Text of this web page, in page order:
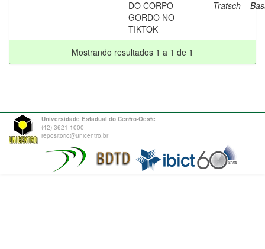
DO CORPO
GORDO NO
TIKTOK
Tratsch
Mostrando resultados 1 a 1 de 1
Universidade Estadual do Centro-Oeste
(42) 3621-1000
repositorio@unicentro.br